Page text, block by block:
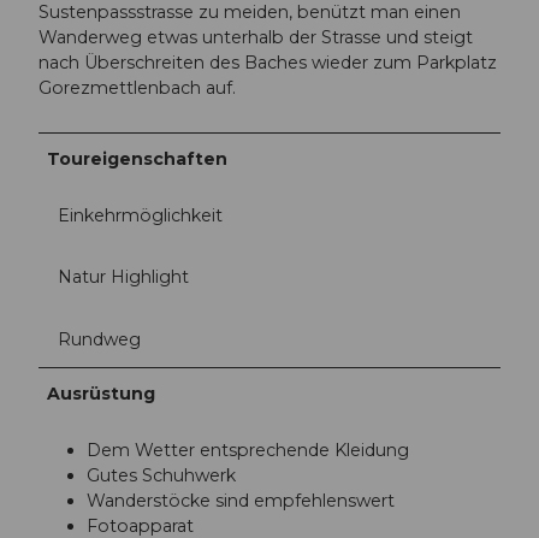
Sustenpassstrasse zu meiden, benützt man einen
Wanderweg etwas unterhalb der Strasse und steigt
nach Überschreiten des Baches wieder zum Parkplatz
Gorezmettlenbach auf.
Toureigenschaften
Einkehrmöglichkeit
Natur Highlight
Rundweg
Ausrüstung
Dem Wetter entsprechende Kleidung
Gutes Schuhwerk
Wanderstöcke sind empfehlenswert
Fotoapparat